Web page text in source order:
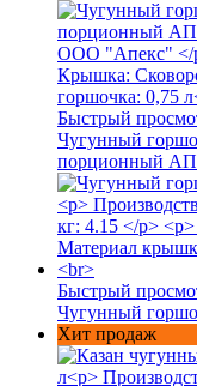
Быстрый
Чугунный
порционный
Быстрый
Чугунный
Хит продаж